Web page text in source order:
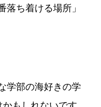
ち着ける場所」
学部の海好きの学